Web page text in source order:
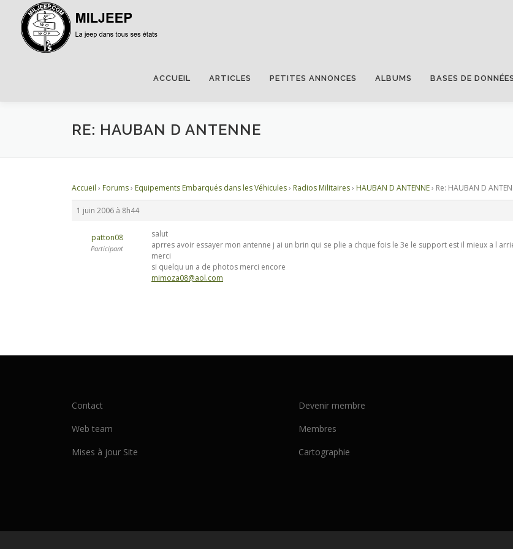
ACCUEIL ARTICLES PETITES ANNONCES ALBUMS BASES DE DONNÉES
RE: HAUBAN D ANTENNE
Accueil › Forums› Equipements Embarqués dans les Véhicules› Radios Militaires› HAUBAN D ANTENNE› Re: HAUBAN D
1 juin 2006 à 8h44
patton08
Participant
salut
aprres avoir essayer mon antenne j ai un brin qui se plie a chque fois le 3e le support est il mieux a l
merci
si quelqu un a de photos merci encore
mimoza08@aol.com
Contact
Web team
Mises à jour Site
Devenir membre
Membres
Cartographie